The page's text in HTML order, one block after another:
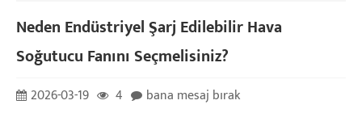
Neden Endüstriyel Şarj Edilebilir Hava
Soğutucu Fanını Seçmelisiniz?
2026-03-19 4
bana mesaj bırak